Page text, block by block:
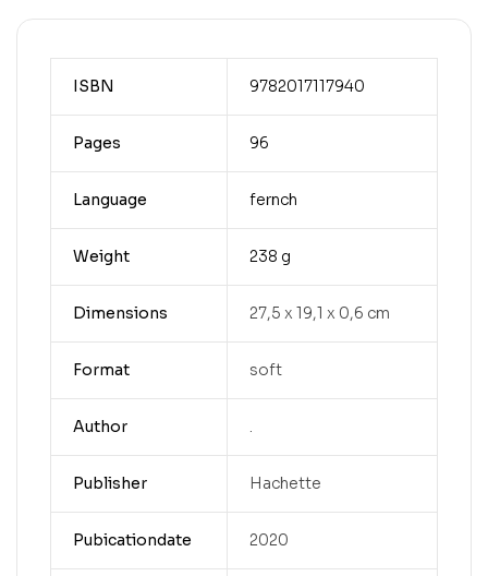
ISBN 9782017117940
Pages 96
Language fernch
Weight 238 g
Dimensions 27,5 x 19,1 x 0,6 cm
Format soft
Author .
Publisher Hachette
Pubicationdate 2020